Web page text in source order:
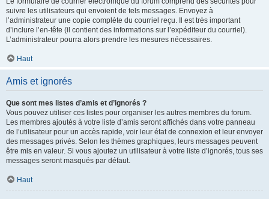
suivre les utilisateurs qui envoient de tels messages. Envoyez à
l’administrateur une copie complète du courriel reçu. Il est très important
d’inclure l’en-tête (il contient des informations sur l’expéditeur du courriel).
L’administrateur pourra alors prendre les mesures nécessaires.
Haut
Amis et ignorés
Que sont mes listes d’amis et d’ignorés ?
Vous pouvez utiliser ces listes pour organiser les autres membres du forum.
Les membres ajoutés à votre liste d’amis seront affichés dans votre panneau
de l’utilisateur pour un accès rapide, voir leur état de connexion et leur envoyer
des messages privés. Selon les thèmes graphiques, leurs messages peuvent
être mis en valeur. Si vous ajoutez un utilisateur à votre liste d’ignorés, tous ses
messages seront masqués par défaut.
Haut